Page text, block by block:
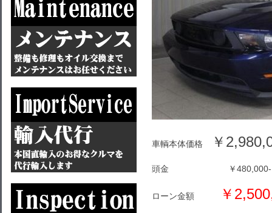
車輌本体価格 ￥
頭金 ￥480,000-
ローン金額 ￥